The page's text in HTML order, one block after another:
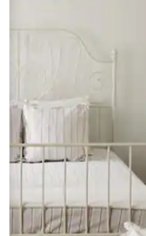
ಮಾಡಿ ಅಥವಾ ಸ್ಪರ್ಶ